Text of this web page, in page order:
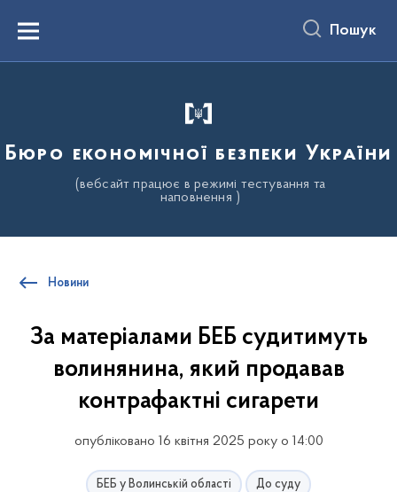
вмістуMenu Пошук
Бюро економічної безпеки України
(вебсайт працює в режимі тестування та
наповнення )
Новини
За матеріалами БЕБ судитимуть
волинянина, який продавав
контрафактні сигарети
опубліковано 16 квітня 2025 року о 14:00
БЕБ у Волинській області До суду